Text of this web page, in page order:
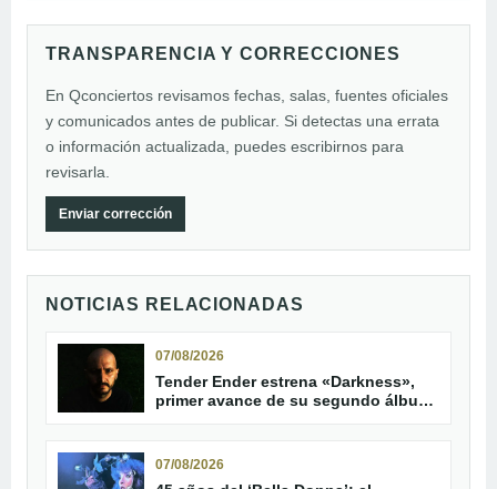
TRANSPARENCIA Y CORRECCIONES
En Qconciertos revisamos fechas, salas, fuentes oficiales
y comunicados antes de publicar. Si detectas una errata
o información actualizada, puedes escribirnos para
revisarla.
Enviar corrección
NOTICIAS RELACIONADAS
07/08/2026
Tender Ender estrena «Darkness»,
primer avance de su segundo álbum
07/08/2026